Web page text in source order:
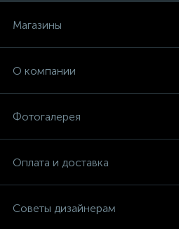
Магазины
О компании
Фотогалерея
Оплата и доставка
Советы дизайнерам